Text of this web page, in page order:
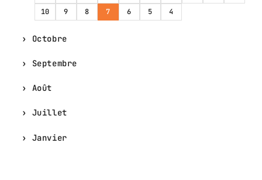
10
9 8 7 6 5 4
Octobre
Septembre
Août
Juillet
Janvier